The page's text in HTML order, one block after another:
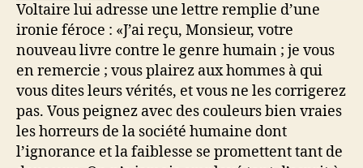
Voltaire lui adresse une lettre remplie d’une
ironie féroce : «J’ai reçu, Monsieur, votre
nouveau livre contre le genre humain ; je vous
en remercie ; vous plairez aux hommes à qui
vous dites leurs vérités, et vous ne les corrigerez
pas. Vous peignez avec des couleurs bien vraies
les horreurs de la société humaine dont
l’ignorance et la faiblesse se promettent tant de